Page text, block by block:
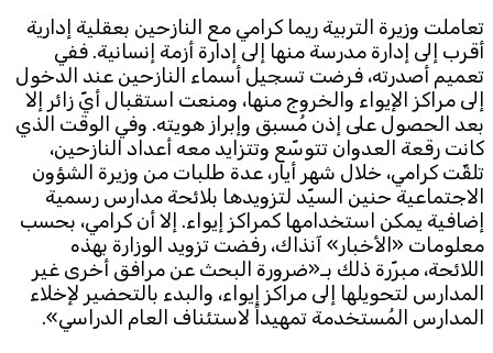
تعاملت وزيرة التربية ريما كرامي مع النازحين بعقلية إدارية
أقرب إلى إدارة مدرسة منها إلى إدارة أزمة إنسانية. ففي
تعميم أصدرته، فرضت تسجيل أسماء النازحين عند الدخول
إلى مراكز الإيواء والخروج منها، ومنعت استقبال أيّ زائر إلا
بعد الحصول على إذن مُسبق وإبراز هويته. وفي الوقت الذي
كانت رقعة العدوان تتوسّع وتتزايد معه أعداد النازحين،
تلقّت كرامي، خلال شهر أيار، عدة طلبات من وزيرة الشؤون
الاجتماعية حنين السيّد لتزويدها بلائحة مدارس رسمية
إضافية يمكن استخدامها كمراكز إيواء. إلا أن كرامي، بحسب
معلومات «الأخبار» آنذاك، رفضت تزويد الوزارة بهذه
اللائحة، مبرّرة ذلك بـ«ضرورة البحث عن مرافق أخرى غير
المدارس لتحويلها إلى مراكز إيواء، والبدء بالتحضير لإخلاء
المدارس المُستخدمة تمهيداً لاستئناف العام الدراسي».